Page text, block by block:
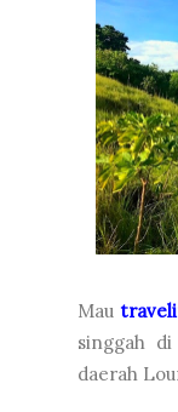
Mau
singgah
daerah